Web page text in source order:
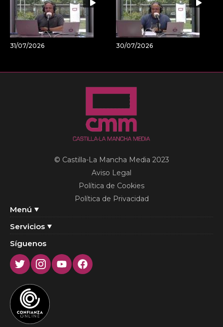
31/07/2026 30/07/2026
Menú
Servicios
© Castilla-La Mancha Media 2023
Aviso Legal
Política de Cookies
Política de Privacidad
Síguenos
TwitterInstagram
YoutubeFacebook